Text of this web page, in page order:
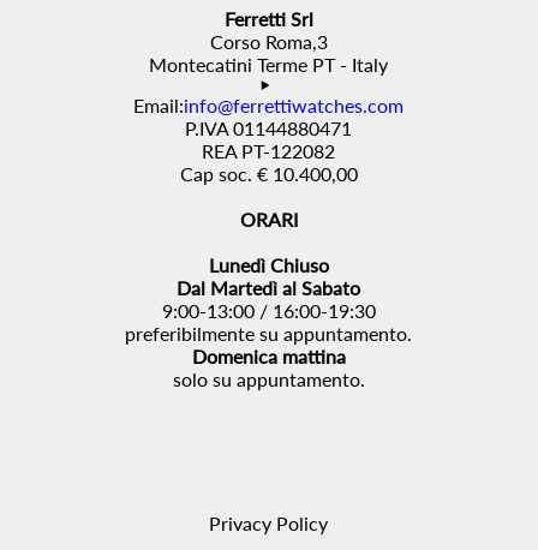
Ferretti Srl
Corso Roma,3
Montecatini Terme PT - Italy
Email:info@ferrettiwatches.com
P.IVA 01144880471
REA PT-122082
Cap soc. € 10.400,00
ORARI
Lunedì Chiuso
Dal Martedì al Sabato
9:00-13:00 / 16:00-19:30
preferibilmente su appuntamento.
Domenica mattina
solo su appuntamento.
Privacy Policy